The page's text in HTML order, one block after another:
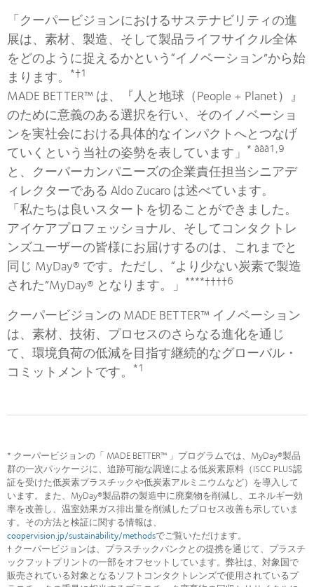
「クーパービジョンにおけるサステナビリティの進
展は、素材、製造、そして製品ライフサイクル全体
をどのように捉えるかという“イノベーション”から始
まります。 *†1
MADE BETTER™ は、『人と地球（People + Planet）』
のために意義のある選択を行い、そのイノベーショ
ンを実社会における具体的なインパクトへとつなげ
ていくという当社の姿勢を表しています」 * ààà1,9
と、クーパーカンパニーズの企業責任担当シニアデ
ィレクターである Aldo Zucaro は述べています。
「私たちは良いスタートを切ることができました。
アイケアプロフェッショナル、そしてコンタクトレ
ンズユーザーの皆様にお届けするのは、これまでと
同じ MyDay® です。ただし、“より少ない炭素で製造
された”MyDay® となります。」 ****††††6
クーパービジョンの MADE BETTER™ イノベーション
は、素材、技術、プロセスのさらなる進化を通じ
て、環境負荷の低減を目指す継続的なグローバル・
コミットメントです。 *1
* クーパービジョンの「 MADE BETTER™ 」プログラムでは、MyDay®製品
群の一次パッケージに、追跡可能な調達による低炭素原料（ISCC PLUS認
証を受けた低炭素プラスチックや低炭素アルミニウムなど）を導入して
います。また、MyDay®製品群の製造中に廃棄物を削減し、エネルギー効
率を改善し、温室効果ガス排出量を削減したプロセス改善も示していま
す。その方法と検証に関する情報は、
coopervision.jp/sustainability/methodsでご覧いただけます。
† クーパービジョンは、プラスチックバンクとの提携を通じて、プラスチ
ックフットプリントの一部をオフセットしています。弊社は、対象国で
販売されている対象となるソフトコンタクトレンズで使用されているプ